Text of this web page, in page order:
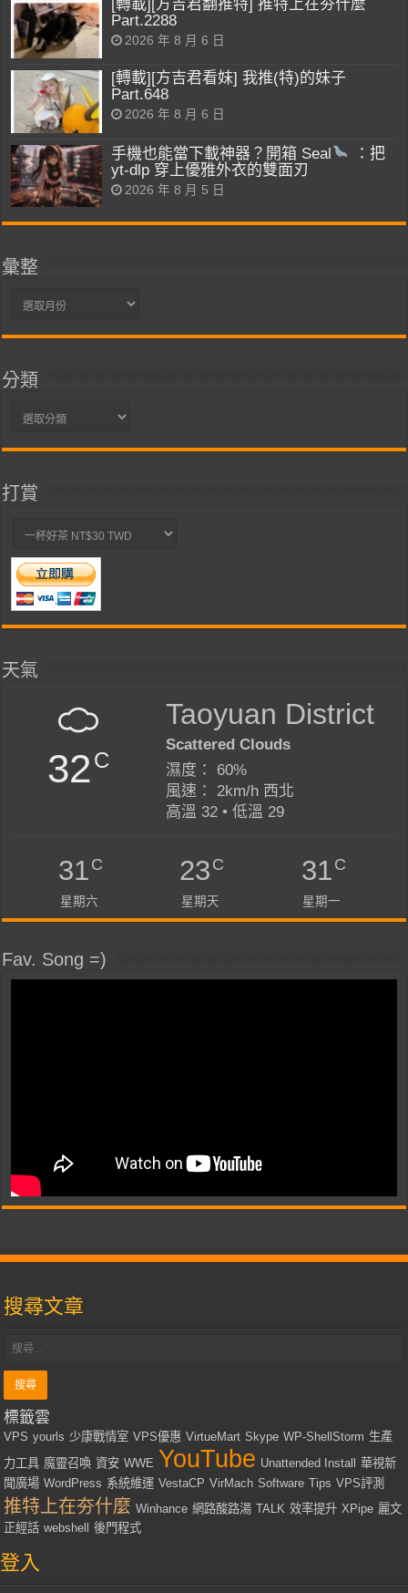
[轉載][方吉君翻推特] 推特上在夯什麼
Part.2288
2026 年 8 月 6 日
[轉載][方吉君看妹] 我推(特)的妹子
Part.648
2026 年 8 月 6 日
手機也能當下載神器？開箱 Seal
：把
yt-dlp 穿上優雅外衣的雙面刃
2026 年 8 月 5 日
彙整
彙
分類
分
打賞
天氣
32C
Taoyuan District
Scattered Clouds
濕度： 60%
風速： 2km/h 西北
高溫 32 • 低溫 29
31C
星期六
23C
星期天
31C
星期一
Fav. Song =)
搜尋文章
標籤雲
VPS yourls 少康戰情室 VPS優惠 VirtueMart Skype WP-ShellStorm 生產
力工具 魔靈召喚 資安 WWE YouTube Unattended Install
華視新
聞廣場 WordPress 系統維運 VestaCP VirMach Software Tips VPS評測
推特上在夯什麼 Winhance 網路酸路湯 TALK 效率提升 XPipe 麗文
正經話 webshell 後門程式
登入